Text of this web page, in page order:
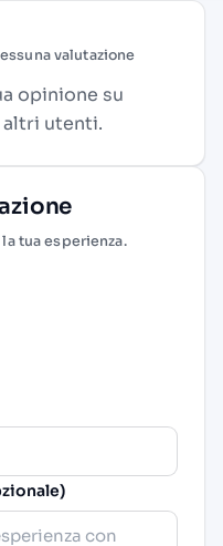
valutazione
opinione su
altri utenti.
la tua esperienza.